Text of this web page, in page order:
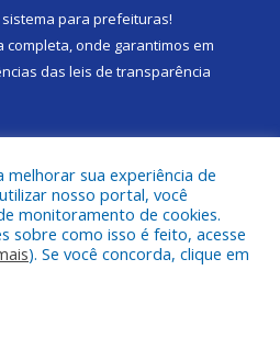
sistema para prefeituras!
completa, onde garantimos em
das leis de transparência
a Câmara Municipal de Gurupá.
Administrativa
melhorar sua experiência de
nosso portal, você
monitoramento de cookies.
sobre como isso é feito, acesse
). Se você concorda, clique em